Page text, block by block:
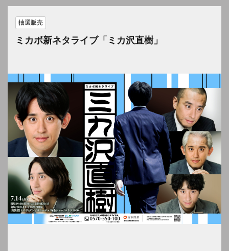
抽選販売
ミカボ新ネタライブ「ミカ沢直樹」